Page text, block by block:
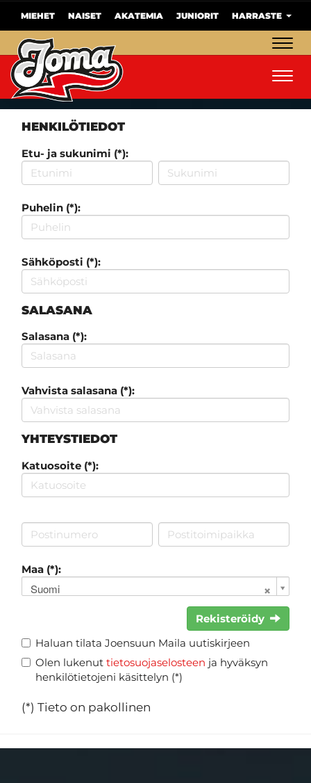
MIEHET NAISET AKATEMIA JUNIORIT HARRASTE
HENKILÖTIEDOT
Etu- ja sukunimi (*):
Puhelin (*):
Sähköposti (*):
SALASANA
Salasana (*):
Vahvista salasana (*):
YHTEYSTIEDOT
Katuosoite (*):
Maa (*):
Suomi
Rekisteröidy
Haluan tilata Joensuun Maila uutiskirjeen
Olen lukenut tietosuojaselosteen ja hyväksyn
henkilötietojeni käsittelyn (*)
(*) Tieto on pakollinen